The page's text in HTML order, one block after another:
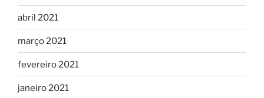
abril 2021
março 2021
fevereiro 2021
janeiro 2021